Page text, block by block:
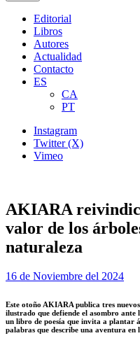
Editorial
Libros
Autores
Actualidad
Contacto
ES
CA
PT
Instagram
Twitter (X)
Vimeo
AKIARA
valor de los
naturaleza
16 de Noviembre del 2024
Este otoño AKIARA publica tres
ilustrado que defiende el asombro ante
un libro de poesía que invita a plantar
palabras que describe una aventura en